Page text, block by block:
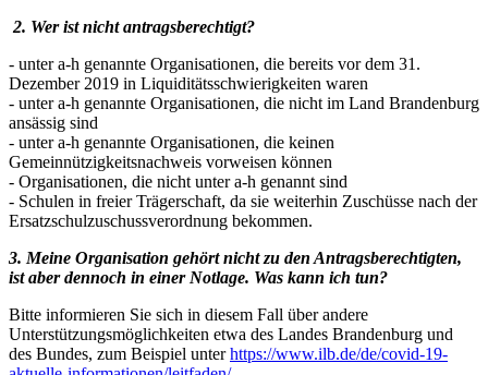
2. Wer ist nicht antragsberechtigt?
- unter a-h genannte Organisationen, die bereits vor dem 31.
Dezember 2019 in Liquiditätsschwierigkeiten waren
- unter a-h genannte Organisationen, die nicht im Land Brandenburg
ansässig sind
- unter a-h genannte Organisationen, die keinen
Gemeinnützigkeitsnachweis vorweisen können
- Organisationen, die nicht unter a-h genannt sind
- Schulen in freier Trägerschaft, da sie weiterhin Zuschüsse nach der
Ersatzschulzuschussverordnung bekommen.
3. Meine Organisation gehört nicht zu den Antragsberechtigten,
ist aber dennoch in einer Notlage. Was kann ich tun?
Bitte informieren Sie sich in diesem Fall über andere
Unterstützungsmöglichkeiten etwa des Landes Brandenburg und
des Bundes, zum Beispiel unterhttps://www.ilb.de/de/covid-19-